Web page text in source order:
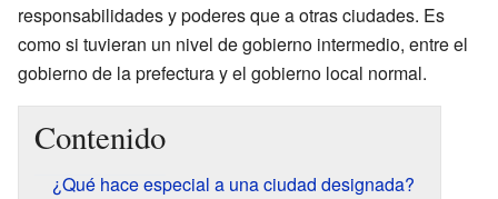
responsabilidades y poderes que a otras ciudades. Es
como si tuvieran un nivel de gobierno intermedio, entre el
gobierno de la prefectura y el gobierno local normal.
Contenido
¿Qué hace especial a una ciudad designada?